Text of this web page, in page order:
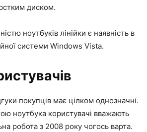
диском.
ноутбуків лінійки є наявність в
системи Windows Vista.
покупців має цілком однозначні.
ноутбука користувачі вважають
робота з 2008 року чогось варта.